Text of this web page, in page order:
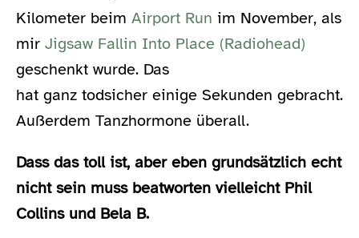
Kilometer beim Airport Run im November, als
mir Jigsaw Fallin Into Place (Radiohead)
geschenkt wurde. Das
hat ganz todsicher einige Sekunden gebracht.
Außerdem Tanzhormone überall.
Dass das toll ist, aber eben grundsätzlich echt
nicht sein muss beatworten vielleicht Phil
Collins und Bela B.